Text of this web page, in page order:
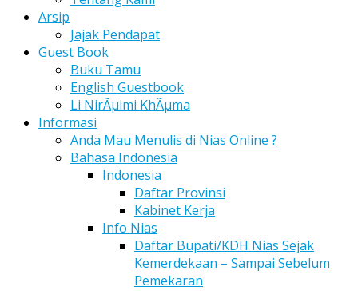
Arsip
Jajak Pendapat
Guest Book
Buku Tamu
English Guestbook
Li NirÃµimi KhÃµma
Informasi
Anda Mau Menulis di Nias Online ?
Bahasa Indonesia
Indonesia
Daftar Provinsi
Kabinet Kerja
Info Nias
Daftar Bupati/KDH Nias Sejak
Kemerdekaan – Sampai Sebelum
Pemekaran